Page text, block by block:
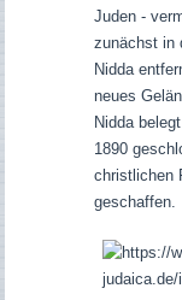
Juden -
zunächst in
Nidda
neues
Nidda
1890
christlichen
geschaffen.